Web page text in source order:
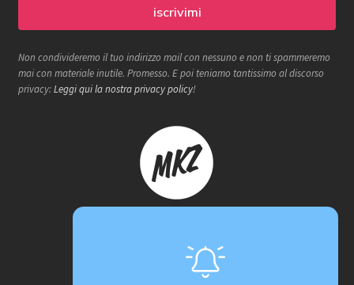
Non condivideremo il tuo indirizzo mail con nessuno e non ti spammeremo
mai con materiale inutile. Promesso. E poi teniamo tantissimo al discorso
privacy:Leggi qui la nostra privacy policy!
proActiva / redcell
Sede operativa